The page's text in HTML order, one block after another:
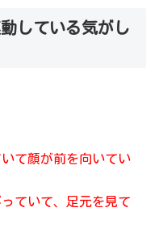
している気がし
て顔が前を向いてい
ていて、足元を見て